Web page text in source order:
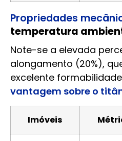
Propriedades
temperatura
Note-se a elevada
alongamento (20%),
excelente
vantagem sobre o
Imóveis